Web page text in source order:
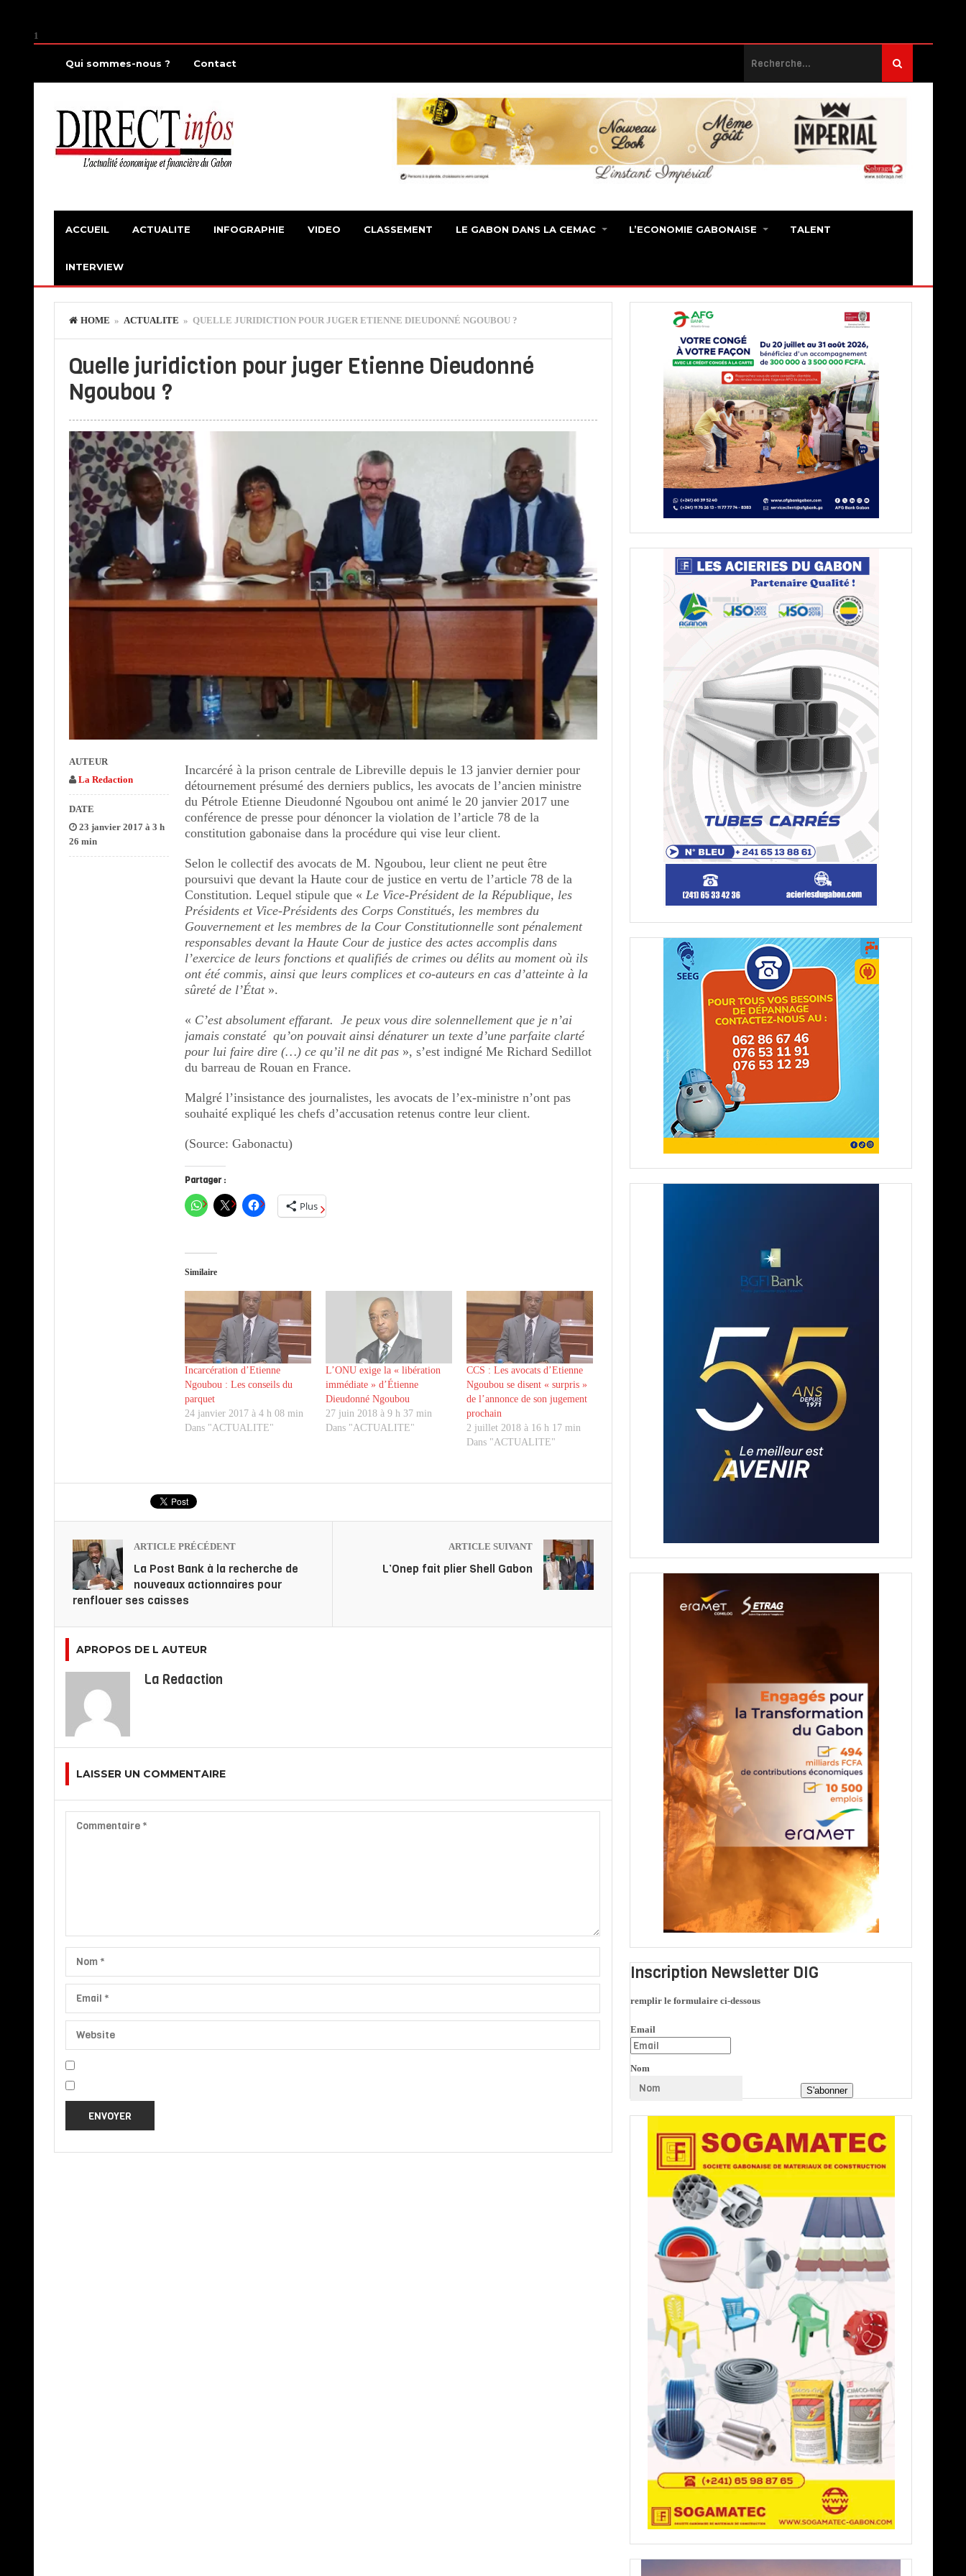
1
Qui sommes-nous ? Contact
ACCUEIL ACTUALITE INFOGRAPHIE VIDEO CLASSEMENT LE GABON DANS LA CEMAC L’ECONOMIE GABONAISE TALENT
INTERVIEW
HOME » ACTUALITE » QUELLE JURIDICTION POUR JUGER ETIENNE DIEUDONNÉ NGOUBOU ?
Quelle juridiction pour juger Etienne Dieudonné
Ngoubou ?
Incarcéré à la prison centrale de Libreville depuis le 13 janvier dernier pour
détournement présumé des derniers publics, les avocats de l’ancien ministre
du Pétrole Etienne Dieudonné Ngoubou ont animé le 20 janvier 2017 une
conférence de presse pour dénoncer la violation de l’article 78 de la
constitution gabonaise dans la procédure qui vise leur client.
Selon le collectif des avocats de M. Ngoubou, leur client ne peut être
poursuivi que devant la Haute cour de justice en vertu de l’article 78 de la
Constitution. Lequel stipule que «Le Vice-Président de la République, les
Présidents et Vice-Présidents des Corps Constitués, les membres du
Gouvernement et les membres de la Cour Constitutionnelle sont pénalement
responsables devant la Haute Cour de justice des actes accomplis dans
l’exercice de leurs fonctions et qualifiés de crimes ou délits au moment où ils
ont été commis, ainsi que leurs complices et co-auteurs en cas d’atteinte à la
sûreté de l’État ».
« C’est absolument effarant. Je peux vous dire solennellement que je n’ai
jamais constaté qu’on pouvait ainsi dénaturer un texte d’une parfaite clarté
pour lui faire dire (…) ce qu’il ne dit pas », s’est indigné Me Richard Sedillot
du barreau de Rouan en France.
Malgré l’insistance des journalistes, les avocats de l’ex-ministre n’ont pas
souhaité expliqué les chefs d’accusation retenus contre leur client.
(Source: Gabonactu)
Partager :
Plus
Similaire
Incarcération d’Etienne
Ngoubou : Les conseils du
parquet
24 janvier 2017 à 4 h 08 min
Dans "ACTUALITE"
L’ONU exige la « libération
immédiate » d’Étienne
Dieudonné Ngoubou
27 juin 2018 à 9 h 37 min
Dans "ACTUALITE"
CCS : Les avocats d’Etienne
Ngoubou se disent « surpris »
de l’annonce de son jugement
prochain
2 juillet 2018 à 16 h 17 min
Dans "ACTUALITE"
AUTEUR
La Redaction
DATE
23 janvier 2017 à 3 h
26 min
ARTICLE PRÉCÉDENT
La Post Bank à la recherche de
nouveaux actionnaires pour
renflouer ses caisses
ARTICLE SUIVANT
L’Onep fait plier Shell Gabon
APROPOS DE L AUTEUR
La Redaction
LAISSER UN COMMENTAIRE
Inscription Newsletter DIG
remplir le formulaire ci-dessous
Email
Nom
S'abonner